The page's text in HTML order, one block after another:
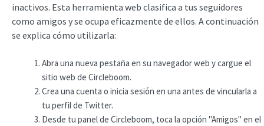
inactivos. Esta herramienta web clasifica a tus seguidores
como amigos y se ocupa eficazmente de ellos. A continuación
se explica cómo utilizarla:
Abra una nueva pestaña en su navegador web y cargue el
sitio web de Circleboom.
Crea una cuenta o inicia sesión en una antes de vincularla a
tu perfil de Twitter.
Desde tu panel de Circleboom, toca la opción "Amigos" en el